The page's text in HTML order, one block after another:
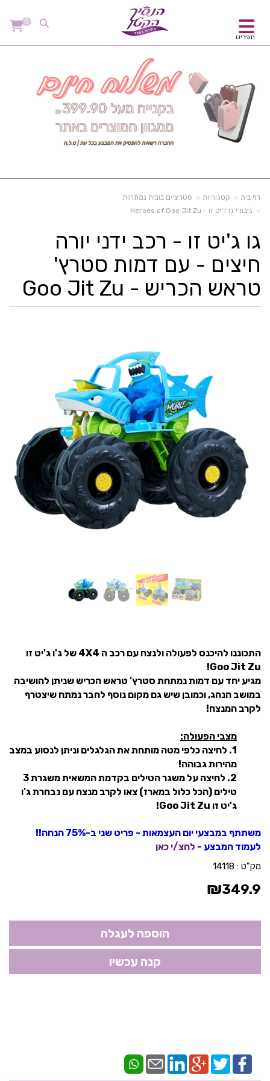
תפריט
0
דף בית קטגוריות
סטרצ'ים בובות נמתחות
גיבורי גו ז'יט זו - Heroes of Goo Jit Zu
גו ג'יט זו - רכב ידני יורה
חיצים - עם דמות סטרץ'
טראש הכריש - Goo Jit Zu
התכוננו להיכנס לפעולה ולנצח עם רכב ה 4 X
4 של ג'ו ג'יט זו
Goo Jit Zu!
מגיע יחד עם דמות נמתחת סטרץ' טראש הכריש שניתן להושיבה
במושב הנהג, וכמובן שיש גם מקום נוסף לחבר נמתח שיצטרף
לקרב המנצח!
מצבי הפעולה:
1. לחיצה כלפי מטה מותחת את הגלגלים וניתן לנסוע במצב
מהירות גבוהה!
2. לחיצה על משגר הטילים בקדמת המשאית משגרת 3
טילים (הכל כלול במארז) צאו לקרב מנצח עם נבחרת ג'ו
ג'יט זו Goo Jit Zu!
משתתף במבצעי יום העצמאות - פריט שני ב-75% הנחה!!
לעמוד המבצע - לחצ/י כאן
מק"ט : 14118
₪349.9